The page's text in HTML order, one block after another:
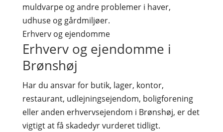
muldvarpe og andre problemer i haver,
udhuse og gårdmiljøer.
Erhverv og ejendomme
Erhverv og ejendomme i
Brønshøj
Har du ansvar for butik, lager, kontor,
restaurant, udlejningsejendom, boligforening
eller anden erhvervsejendom i Brønshøj, er det
vigtigt at få skadedyr vurderet tidligt.